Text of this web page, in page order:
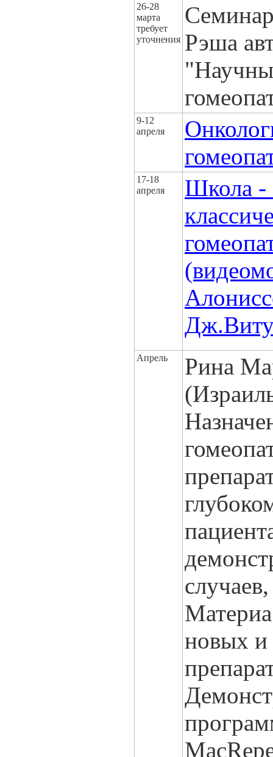
26-28
марта
требует
уточнения Рэша
9-12
апреля
17-18
апреля
Школа -
Апрель
Рина
случаев,
новых и